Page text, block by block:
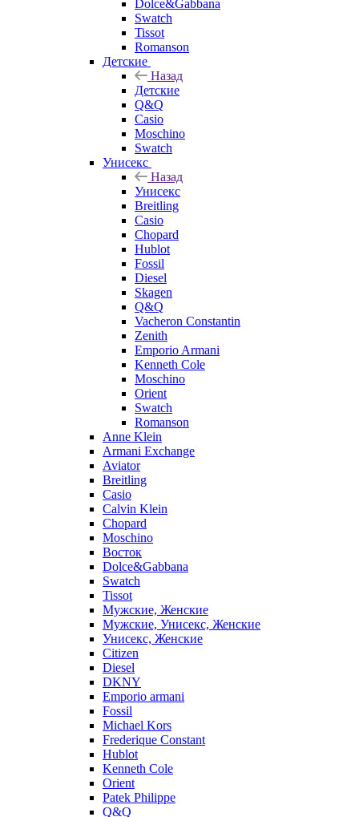
Dolce&Gabbana
Swatch
Tissot
Romanson
Детские
Назад
Детские
Q&Q
Casio
Moschino
Swatch
Унисекс
Назад
Унисекс
Breitling
Casio
Chopard
Hublot
Fossil
Diesel
Skagen
Q&Q
Vacheron Constantin
Zenith
Emporio Armani
Kenneth Cole
Moschino
Orient
Swatch
Romanson
Anne Klein
Armani Exchange
Aviator
Breitling
Casio
Calvin Klein
Chopard
Moschino
Восток
Dolce&Gabbana
Swatch
Tissot
Мужские, Женские
Мужские, Унисекс, Женские
Унисекс, Женские
Citizen
Diesel
DKNY
Emporio armani
Fossil
Michael Kors
Frederique Constant
Hublot
Kenneth Cole
Orient
Patek Philippe
Q&Q